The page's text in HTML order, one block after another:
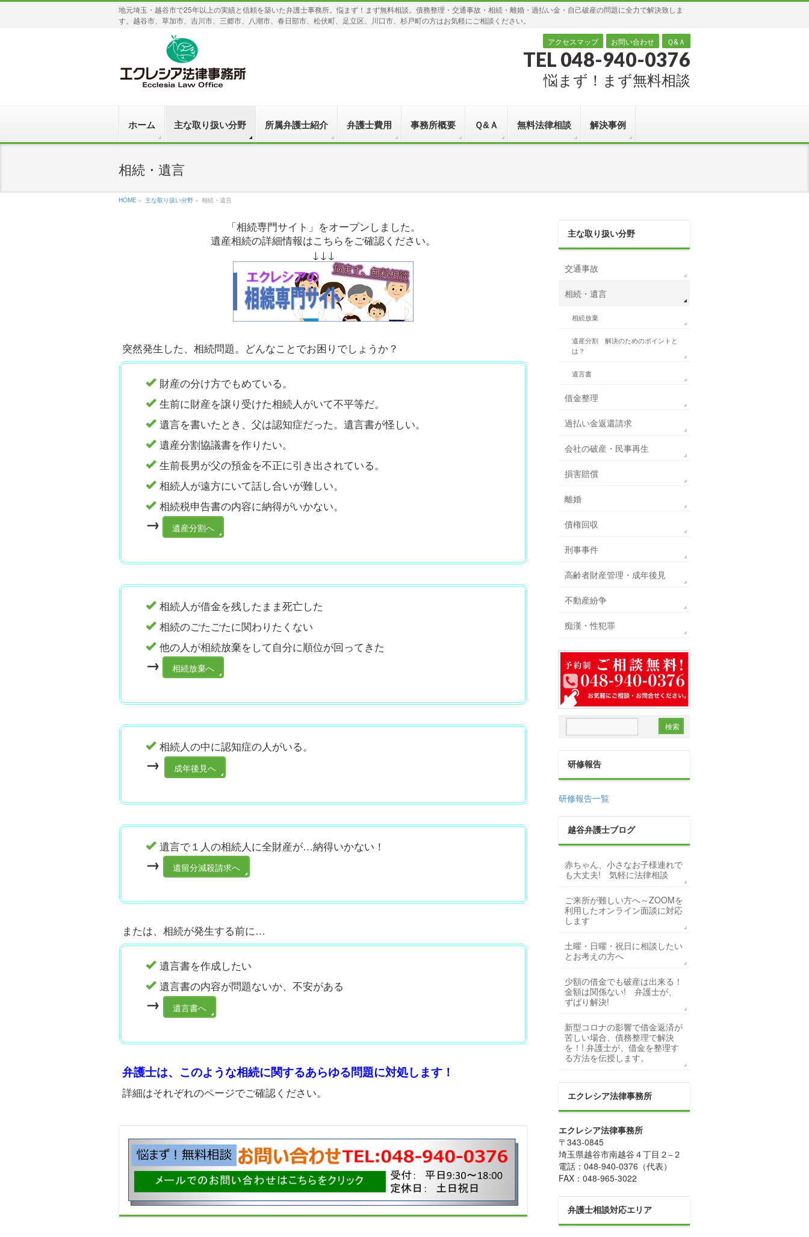
地元埼玉・越谷市で25年以上の実績と信頼を築いた弁護士事務所。悩まず！まず無料相談。債務整理・交通事故・相続・離婚・過払い金・自己破産の問題に全力で解決致しま
す。越谷市、草加市、吉川市、三郷市、八潮市、春日部市、松伏町、足立区、川口市、杉戸町の方はお気軽にご相談ください。
アクセスマップ お問い合わせ Ｑ&Ａ
TEL 048-940-0376
悩まず！まず無料相談
ホーム 主な取り扱い分野 所属弁護士紹介 弁護士費用 事務所概要 Ｑ&Ａ 無料法律相談 解決事例
相続・遺言
HOME » 主な取り扱い分野 » 相続・遺言
「相続専門サイト」をオープンしました。
遺産相続の詳細情報はこちらをご確認ください。
↓↓↓
突然発生した、相続問題。どんなことでお困りでしょうか？
財産の分け方でもめている。
生前に財産を譲り受けた相続人がいて不平等だ。
遺言を書いたとき、父は認知症だった。遺言書が怪しい。
遺産分割協議書を作りたい。
生前長男が父の預金を不正に引き出されている。
相続人が遠方にいて話し合いが難しい。
相続税申告書の内容に納得がいかない。
→ 遺産分割へ
相続人が借金を残したまま死亡した
相続のごたごたに関わりたくない
他の人が相続放棄をして自分に順位が回ってきた
→ 相続放棄へ
相続人の中に認知症の人がいる。
→ 成年後見へ
遺言で１人の相続人に全財産が…納得いかない！
→ 遺留分減殺請求へ
または、相続が発生する前に…
遺言書を作成したい
遺言書の内容が問題ないか、不安がある
→ 遺言書へ
弁護士は、このような相続に関するあらゆる問題に対処します！
詳細はそれぞれのページでご確認ください。
主な取り扱い分野
交通事故
相続・遺言
相続放棄
遺産分割 解決のためのポイントと
は？
遺言書
借金整理
過払い金返還請求
会社の破産・民事再生
損害賠償
離婚
債権回収
刑事事件
高齢者財産管理・成年後見
不動産紛争
痴漢・性犯罪
研修報告
研修報告一覧
越谷弁護士ブログ
赤ちゃん、小さなお子様連れで
も大丈夫! 気軽に法律相談
ご来所が難しい方へ～ZOOMを
利用したオンライン面談に対応
します
土曜・日曜・祝日に相談したい
とお考えの方へ
少額の借金でも破産は出来る！
金額は関係ない! 弁護士が、
ずばり解決!
新型コロナの影響で借金返済が
苦しい場合、債務整理で解決
を！! 弁護士が、借金を整理す
る方法を伝授します。
エクレシア法律事務所
エクレシア法律事務所
〒 343-0845
埼玉県越谷市南越谷４丁目２−２
電話： 048-940-0376 （代表）
FAX： 048-965-3022
弁護士相談対応エリア